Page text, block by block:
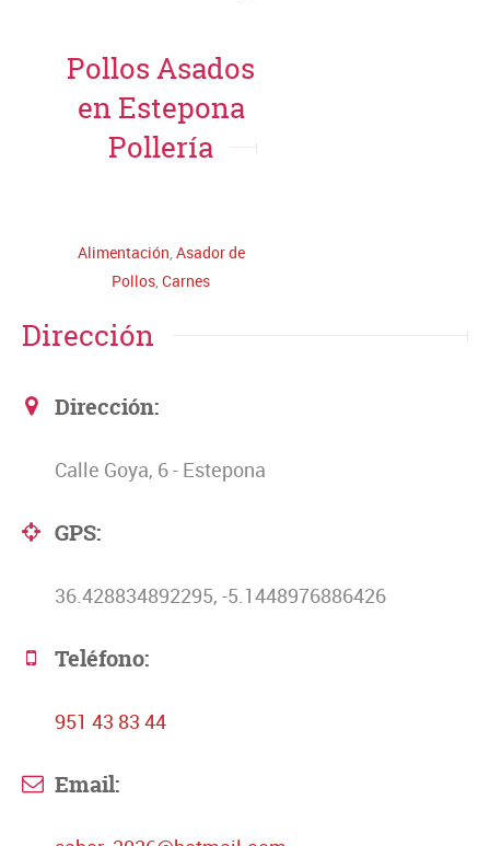
Pollos Asados
en Estepona
Pollería
Alimentación, Asador de
Pollos,Carnes
Dirección
Dirección:
Calle Goya, 6 - Estepona
GPS:
36.428834892295, -5.1448976886426
Teléfono:
951 43 83 44
Email: